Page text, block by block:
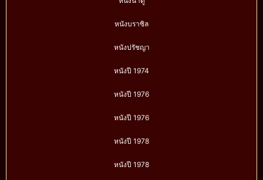
หนังบราซิล
หนังปรัชญา
หนังปี 1974
หนังปี 1976
หนังปี 1976
หนังปี 1978
หนังปี 1978